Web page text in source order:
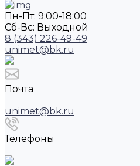
Пн-Пт: 9:00-18:00
Cб-Вс: Выходной
8 (343) 226-49-49
unimet@bk.ru
Почта
unimet@bk.ru
Телефоны